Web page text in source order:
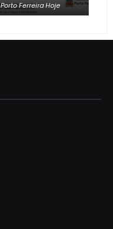
Porto Ferreira Hoje